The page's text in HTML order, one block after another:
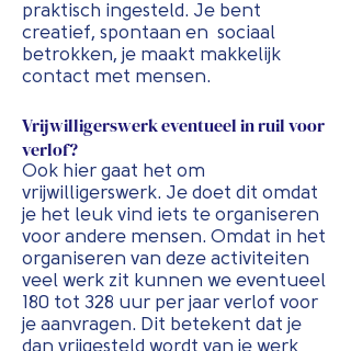
praktisch ingesteld. Je bent
creatief, spontaan en sociaal
betrokken, je maakt makkelijk
contact met mensen.
Vrijwilligerswerk eventueel in ruil voor
verlof?
Ook hier gaat het om
vrijwilligerswerk. Je doet dit omdat
je het leuk vind iets te organiseren
voor andere mensen. Omdat in het
organiseren van deze activiteiten
veel werk zit kunnen we eventueel
180 tot 328 uur per jaar verlof voor
je aanvragen. Dit betekent dat je
dan vrijgesteld wordt van je werk